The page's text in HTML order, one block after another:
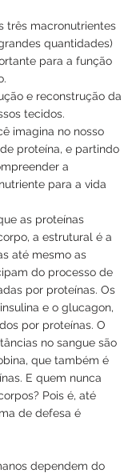
três macronutrientes
quantidades)
para a função
e reconstrução da
tecidos.
imagina no nosso
proteína, e partindo
a
para a vida
as proteínas
a estrutural é a
até mesmo as
do processo de
por proteínas. Os
e o glucagon,
por proteínas. O
no sangue são
que também é
E quem nunca
Pois é, até
de defesa é
dependem do